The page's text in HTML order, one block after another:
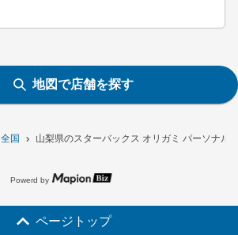
全国 山梨県のスターバックス オリガミ パーソナル
地図で店舗を探す
Powerd by
ページトップ